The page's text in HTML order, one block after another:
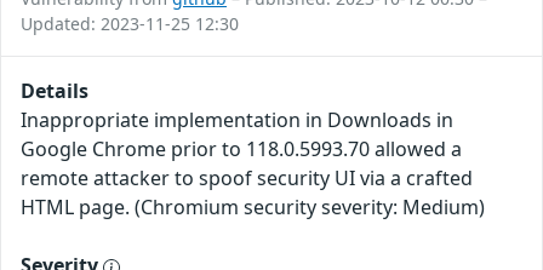
Updated: 2023-11-25 12:30
Details
Inappropriate implementation in Downloads in
Google Chrome prior to 118.0.5993.70 allowed a
remote attacker to spoof security UI via a crafted
HTML page. (Chromium security severity: Medium)